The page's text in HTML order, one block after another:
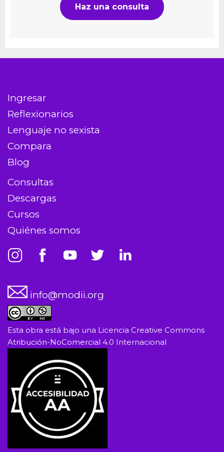
Haz una consulta
Ingresar
Reflexionarios
Lenguaje no sexista
Compara
Blog
Consultas
Descargas
Cursos
Quiénes somos
info@modii.org
Esta obra está bajo una Licencia Creative Commons
Atribución-NoComercial 4.0 Internacional